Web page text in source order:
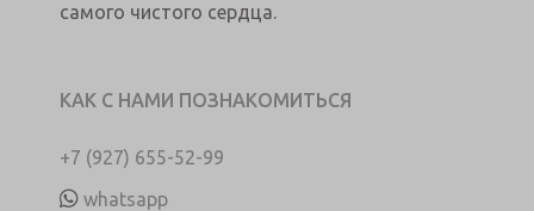
самого чистого сердца.
КАК С НАМИ ПОЗНАКОМИТЬСЯ
+7 (927) 655-52-99
whatsapp